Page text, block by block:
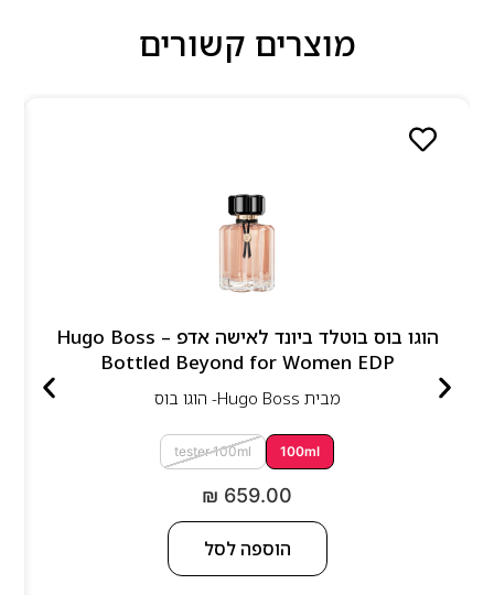
מוצרים קשורים
הוגו בוס בוטלד ביונד לאישה אדפ – Hugo Boss
Bottled Beyond for Women EDP
מבית Hugo Boss- הוגו בוס
100ml
tester 100ml
₪ 659.00
הוספה לסל